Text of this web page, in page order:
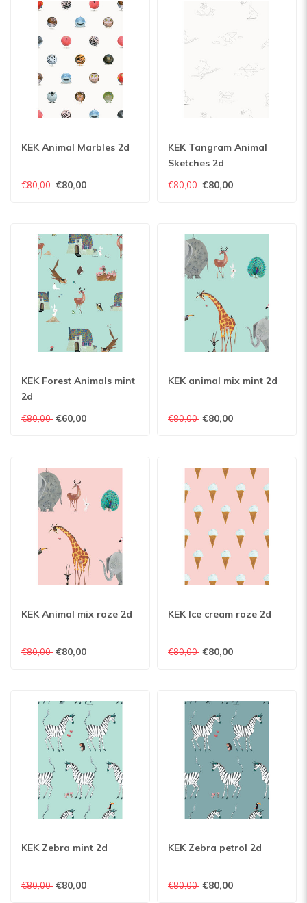
KEK Animal Marbles 2d
€80,00 €80,00
KEK Tangram Animal
Sketches 2d
€80,00 €80,00
KEK Forest Animals mint
2d
€80,00 €60,00
KEK animal mix mint 2d
€80,00 €80,00
KEK Animal mix roze 2d
€80,00 €80,00
KEK Ice cream roze 2d
€80,00 €80,00
KEK Zebra mint 2d
€80,00 €80,00
KEK Zebra petrol 2d
€80,00 €80,00